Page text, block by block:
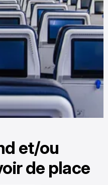
et/ou
de place